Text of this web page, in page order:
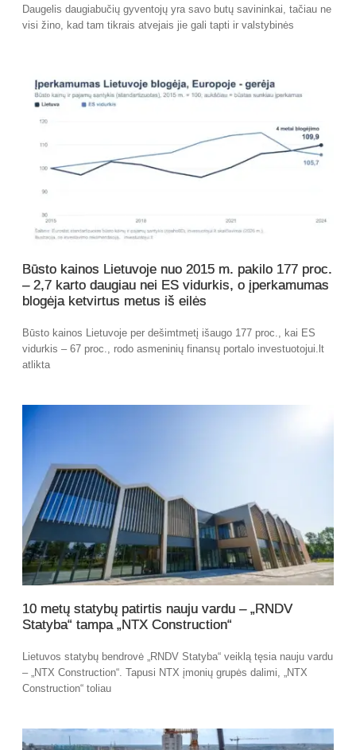
Daugelis daugiabučių gyventojų yra savo butų savininkai, tačiau ne
visi žino, kad tam tikrais atvejais jie gali tapti ir valstybinės
Būsto kainos Lietuvoje nuo 2015 m. pakilo 177 proc.
– 2,7 karto daugiau nei ES vidurkis, o įperkamumas
blogėja ketvirtus metus iš eilės
Būsto kainos Lietuvoje per dešimtmetį išaugo 177 proc., kai ES
vidurkis – 67 proc., rodo asmeninių finansų portalo investuotojui.lt
atlikta
10 metų statybų patirtis nauju vardu – „RNDV
Statyba“ tampa „NTX Construction“
Lietuvos statybų bendrovė „RNDV Statyba“ veiklą tęsia nauju vardu
– „NTX Construction“. Tapusi NTX įmonių grupės dalimi, „NTX
Construction“ toliau